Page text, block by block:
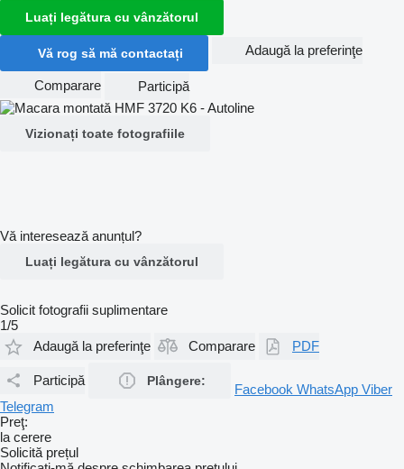
Luați legătura cu vânzătorul
Vă rog să mă contactați Adaugă la preferinţe
Comparare Participă
Vizionați toate fotografiile
Vă interesează anunțul?
Luați legătura cu vânzătorul
Solicit fotografii suplimentare
1/5
Adaugă la preferinţe
Comparare PDF
Participă Plângere:
Facebook WhatsApp Viber
Telegram
Preţ:
la cerere
Solicită prețul